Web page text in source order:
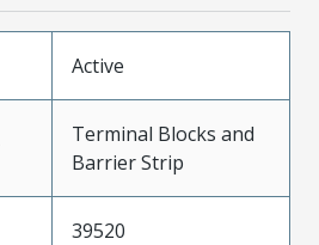
Active
Terminal Blocks and
Barrier Strip
39520